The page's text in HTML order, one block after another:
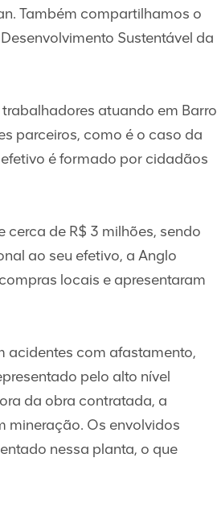
Também compartilhamos o
Sustentável da
atuando em Barro
parceiros, como é o caso da
é formado por cidadãos
de R$ 3 milhões, sendo
ao seu efetivo, a Anglo
locais e apresentaram
acidentes com afastamento,
pelo alto nível
da obra contratada, a
mineração. Os envolvidos
nessa planta, o que